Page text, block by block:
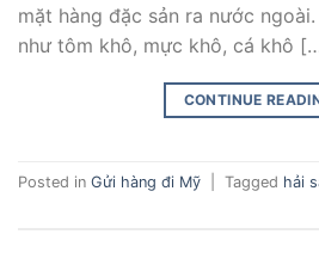
mặt hàng đặc sản ra nước
như tôm khô, mực khô, cá khô
CONTINUE
Posted in Gửi hàng đi Mỹ Tagged hải